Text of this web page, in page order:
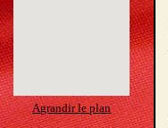
Agrandir le plan